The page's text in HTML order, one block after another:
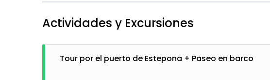
relajado, playas de calidad y una excelente oferta gastronómica.
destino perfecto para el golf en cualquier temporada.
Por otro lado, elHotel Fuerte Estepona se sitúa en primera línea
de una estancia confortable.
Actividades y Excursiones
Tour por el puerto de Estepona + Paseo en barco